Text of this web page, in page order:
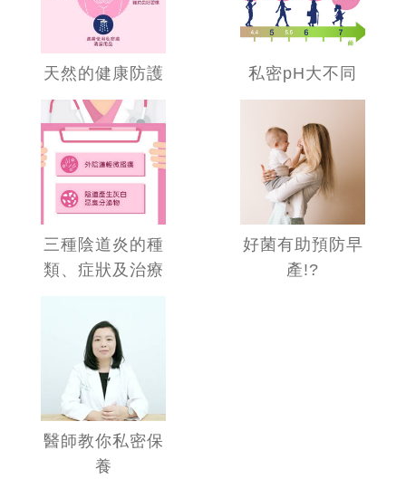
天然的健康防護 私密pH大不同
三種陰道炎的種
類、症狀及治療
好菌有助預防早
產!?
醫師教你私密保
養